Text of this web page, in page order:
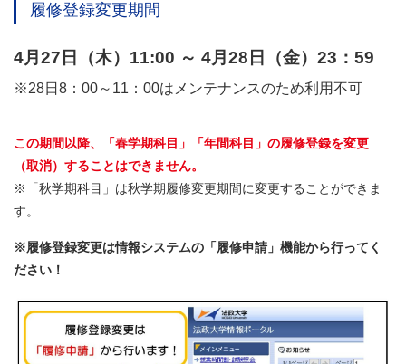
履修登録変更期間
4月27日（木）11:00 ～ 4月28日（金）23：59
※28日8：00～11：00はメンテナンスのため利用不可
この期間以降、「春学期科目」「年間科目」の履修登録を変更
（取消）することはできません。
※「秋学期科目」は秋学期履修変更期間に変更することができま
す。
※履修登録変更は情報システムの「履修申請」機能から行ってく
ださい！